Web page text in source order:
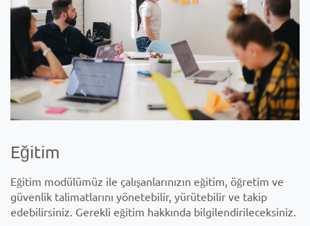
Eğitim
Eğitim modülümüz ile çalışanlarınızın eğitim, öğretim ve
güvenlik talimatlarını yönetebilir, yürütebilir ve takip
edebilirsiniz. Gerekli eğitim hakkında bilgilendirileceksiniz.